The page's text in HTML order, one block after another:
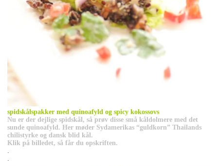
spidskålspakker med quinoafyld og spicy kokossovs
Nu er der dejlige spidskål, så prøv disse små kåldolmere med det
sunde quinoafyld. Her møder Sydamerikas “guldkorn” Thailands
chilistyrke og dansk blid kål.
Klik på billedet, så får du opskriften.
.
.